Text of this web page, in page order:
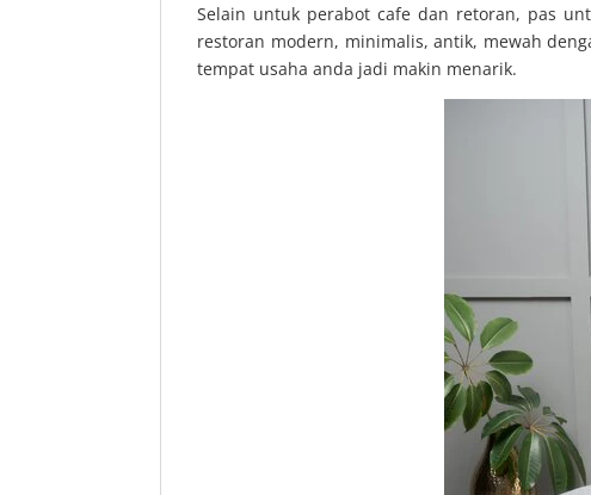
Selain untuk perabot cafe dan retoran, pas
restoran modern, minimalis, antik, mewah
tempat usaha anda jadi makin menarik.